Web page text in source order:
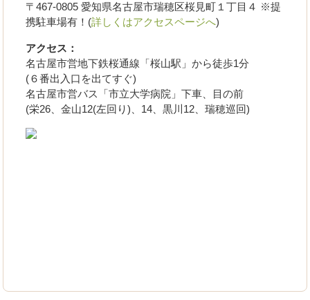
〒467-0805 愛知県名古屋市瑞穂区桜見町１丁目４ ※提
携駐車場有！(詳しくはアクセスページへ)
アクセス：
名古屋市営地下鉄桜通線「桜山駅」から徒歩1分
(６番出入口を出てすぐ)
名古屋市営バス「市立大学病院」下車、目の前
(栄26、金山12(左回り)、14、黒川12、瑞穂巡回)